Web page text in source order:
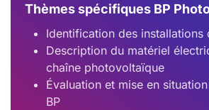
Thèmes spécifiques BP
Identification des installations
Description du matériel
chaîne photovoltaïque
Évaluation et mise en
BP